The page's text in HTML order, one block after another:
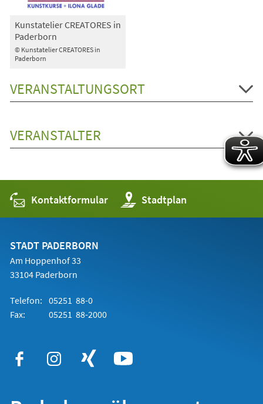
© Kunstatelier CREATORES in
Paderborn
Kunstatelier CREATORES in
Paderborn
VERANSTALTUNGSORT
VERANSTALTER
Kontaktformular Stadtplan
(Öffnet
in
einem
STADT PADERBORN
Am Hoppenhof 33
33104 Paderborn
Telefon: 05251 88-0
Fax:
05251 88-2000